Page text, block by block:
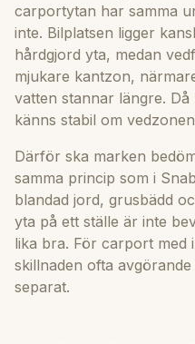
carportytan har samma
inte. Bilplatsen ligger
hårdgjord yta, medan
mjukare kantzon,
vatten stannar längre.
känns stabil om
Därför ska marken
samma princip som i
blandad jord, grusbädd
yta på ett ställe är inte
lika bra. För carport med
skillnaden ofta
separat.